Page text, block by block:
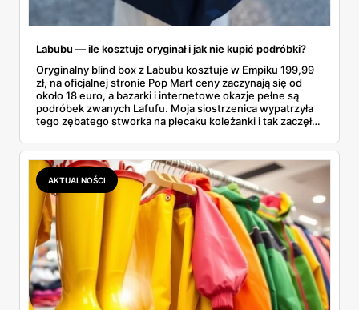
Labubu — ile kosztuje oryginał i jak nie kupić podróbki?
Oryginalny blind box z Labubu kosztuje w Empiku 199,99
zł, na oficjalnej stronie Pop Mart ceny zaczynają się od
około 18 euro, a bazarki i internetowe okazje pełne są
podróbek zwanych Lafufu. Moja siostrzenica wypatrzyła
tego zębatego stworka na plecaku koleżanki i tak zaczęło
kosztuje i po czym poznać, że sprzedawca nie wciska nam
podróbki. Spisałam wszystko, czego się dowiedziałam —
łącznie z jedną wpadką, o której za chwilę.
AKTUALNOŚCI